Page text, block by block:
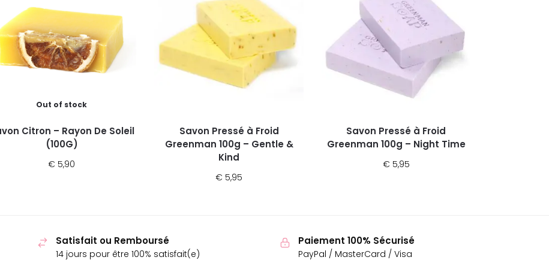
Out of stock
Citron – Rayon De Soleil
(100G)
€ 5,90
Savon Pressé à Froid
Greenman 100g – Gentle &
Kind
€ 5,95
Savon Pressé à Froid
Greenman 100g – Night Time
€ 5,95
Satisfait ou Remboursé
14 jours pour être 100% satisfait(e)
Paiement 100% Sécurisé
PayPal / MasterCard / Visa